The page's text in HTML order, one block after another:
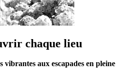
chaque lieu
vibrantes aux escapades en pleine